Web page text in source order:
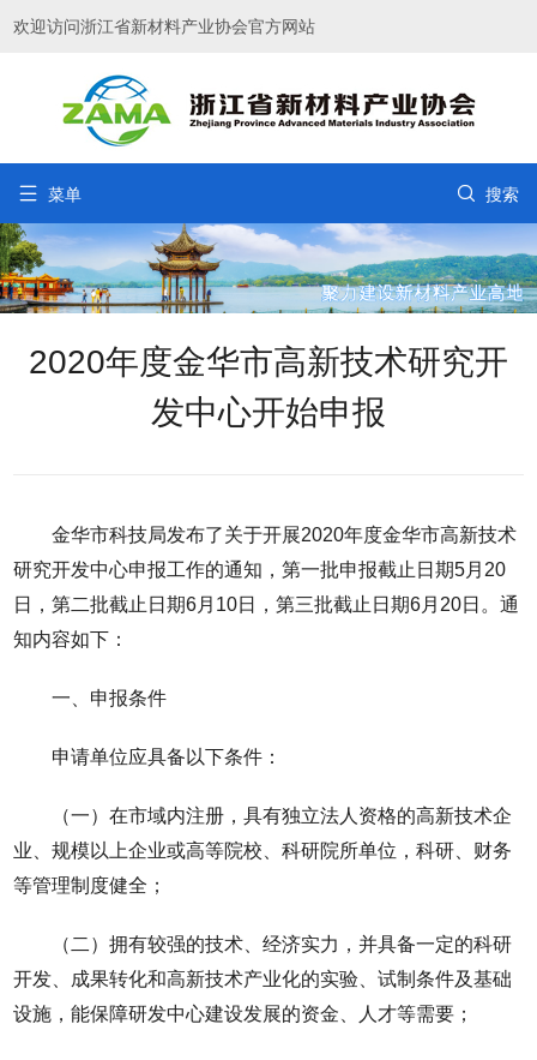
欢迎访问浙江省新材料产业协会官方网站
 菜单  搜索
2020年度金华市高新技术研究开
发中心开始申报
金华市科技局发布了关于开展2020年度金华市高新技术
研究开发中心申报工作的通知，第一批申报截止日期5月20
日，第二批截止日期6月10日，第三批截止日期6月20日。通
知内容如下：
一、申报条件
申请单位应具备以下条件：
（一）在市域内注册，具有独立法人资格的高新技术企
业、规模以上企业或高等院校、科研院所单位，科研、财务
等管理制度健全；
（二）拥有较强的技术、经济实力，并具备一定的科研
开发、成果转化和高新技术产业化的实验、试制条件及基础
设施，能保障研发中心建设发展的资金、人才等需要；